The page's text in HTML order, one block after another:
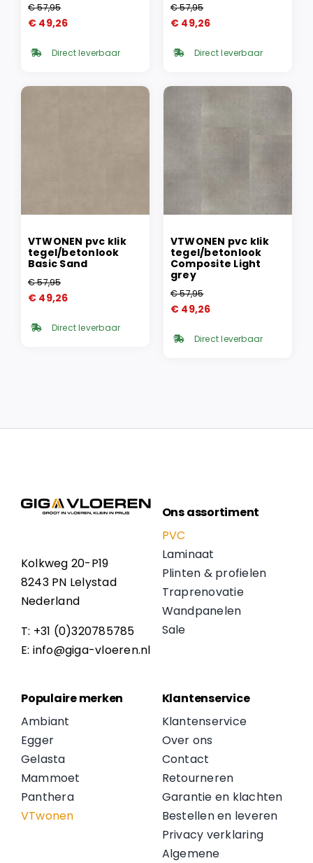
€57,95
Oorspronkelijke
was:
€ 49,26
Huidige
is: Direct leverbaar
€57,95
Oorspronkelijke
was:
€ 49,26
Huidige
is: Direct leverbaar
VTWONEN pvc klik
tegel/betonlook
Basic Sand
€57,95
Oorspronkelijke
was:
€ 49,26
Huidige
is: Direct leverbaar
VTWONEN pvc klik
tegel/betonlook
Composite Light
grey
€57,95
Oorspronkelijke
was:
€ 49,26
Huidige
is: Direct leverbaar
Kolkweg 20-P19
8243 PN Lelystad
Nederland
T: +31 (0)320785785
E: info@giga-vloeren.nl
Ons assortiment
PVC
Laminaat
Plinten & profielen
Traprenovatie
Wandpanelen
Sale
Populaire merken
Ambiant
Egger
Gelasta
Mammoet
Panthera
VTwonen
Klantenservice
Klantenservice
Over ons
Contact
Retourneren
Garantie en klachten
Bestellen en leveren
Privacy verklaring
Algemene